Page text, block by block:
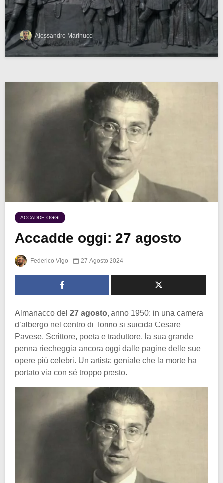
Alessandro Marinucci
ACCADDE OGGI
Accadde oggi: 27 agosto
Federico Vigo 27 Agosto 2024
Almanacco del 27 agosto, anno 1950: in una camera
d’albergo nel centro di Torino si suicida Cesare
Pavese. Scrittore, poeta e traduttore, la sua grande
penna riecheggia ancora oggi dalle pagine delle sue
opere più celebri. Un artista geniale che la morte ha
portato via con sé troppo presto.